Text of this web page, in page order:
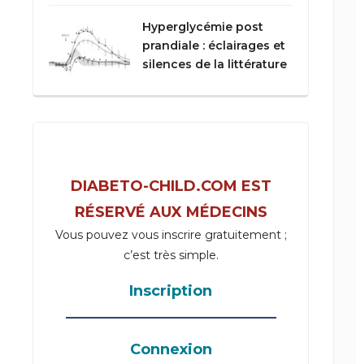
Hyperglycémie post
prandiale : éclairages et
silences de la littérature
DIABETO-CHILD.COM EST
RÉSERVÉ AUX MÉDECINS
Vous pouvez vous inscrire gratuitement ;
c’est très simple.
Inscription
_____________________________________
Connexion